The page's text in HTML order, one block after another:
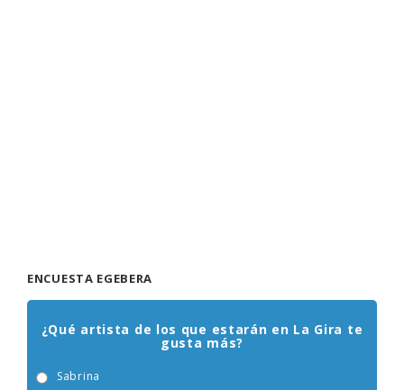
¿Qué artista de los que estarán en La Gira te
gusta más?